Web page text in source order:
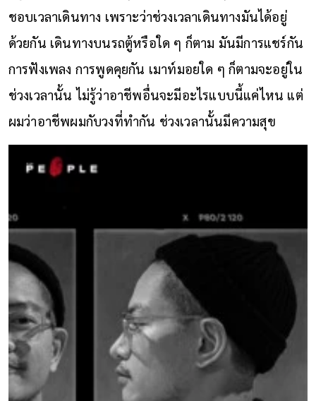
ชอบเวลาเดินทาง เพราะว่าช่วงเวลาเดินทางมันได้อยู่
ด้วยกัน เดินทางบนรถตู้หรือใด ๆ ก็ตาม มันมีการแชร์กัน
การฟังเพลง การพูดคุยกัน เมาท์มอยใด ๆ ก็ตามจะอยู่ใน
ช่วงเวลานั้น ไม่รู้ว่าอาชีพอื่นจะมีอะไรแบบนี้แค่ไหน แต่
ผมว่าอาชีพผมกับวงที่ทำกัน ช่วงเวลานั้นมีความสุข